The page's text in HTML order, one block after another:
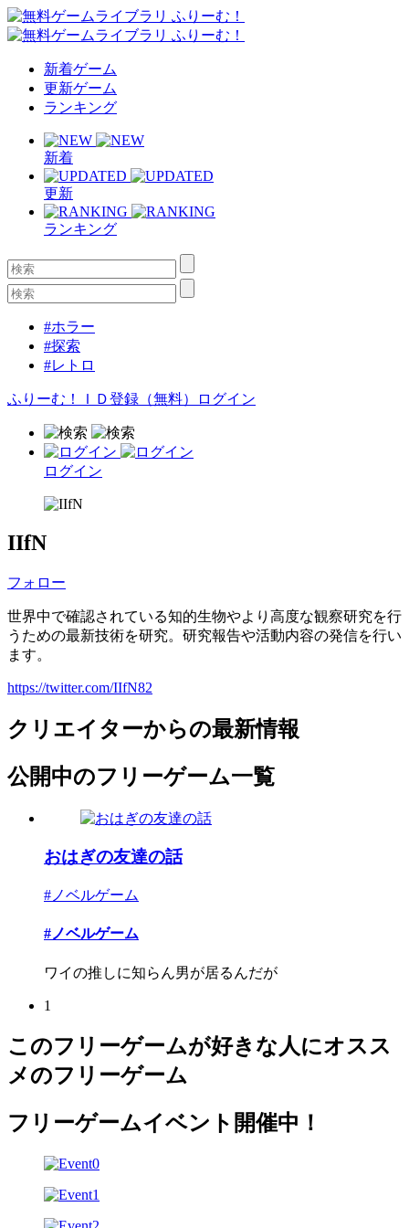
新着ゲーム
更新ゲーム
ランキング
新着
更新
ランキング
#ホラー
#探索
#レトロ
ふりーむ！ＩＤ登録（無料） ログイン
ログイン
IIfN
フォロー
世界中で確認されている知的生物やより高度な観察研究を行
うための最新技術を研究。研究報告や活動内容の発信を行い
ます。
https://twitter.com/IIfN82
クリエイターからの最新情報
公開中のフリーゲーム一覧
おはぎの友達の話
#ノベルゲーム
#ノベルゲーム
ワイの推しに知らん男が居るんだが
1
このフリーゲームが好きな人にオスス
メのフリーゲーム
フリーゲームイベント開催中！